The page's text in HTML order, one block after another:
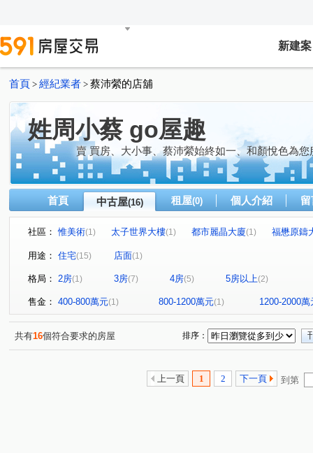
新建案
首頁 > 經紀業者 > 蔡沛縈的店舖
姓周小蔡 go屋趣
賣 買房、大小事、蔡沛縈始終如一、和顏悅色為您
首頁 中古屋(16) 租屋(0) 個人介紹
社區： 惟美術(1) 太子世界大樓(1) 都市麗晶大廈(1)
福懋原鑄
鼎宇美術館大廈
美術東四路
和順街 華豐街 大順一路
察哈爾二街(1) 建國一路(1) 美術北五街 民泰街(1)
十全二路(1) 大興街(1) 高楠一街(1)
用途： 住宅(15) 店面(1)
格局： 2房(1) 3房(7) 4房(5) 5房以上(2)
售金： 400-800萬元(1) 800-1200萬元(1) 1200-2000萬
共有16個符合要求的房屋 排序：
上一頁 1 2 下一頁 到第